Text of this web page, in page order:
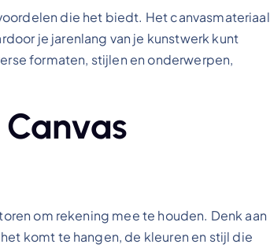
die het biedt. Het canvasmateriaal
je jarenlang van je kunstwerk kunt
formaten, stijlen en onderwerpen,
om rekening mee te houden. Denk aan
komt te hangen, de kleuren en stijl die